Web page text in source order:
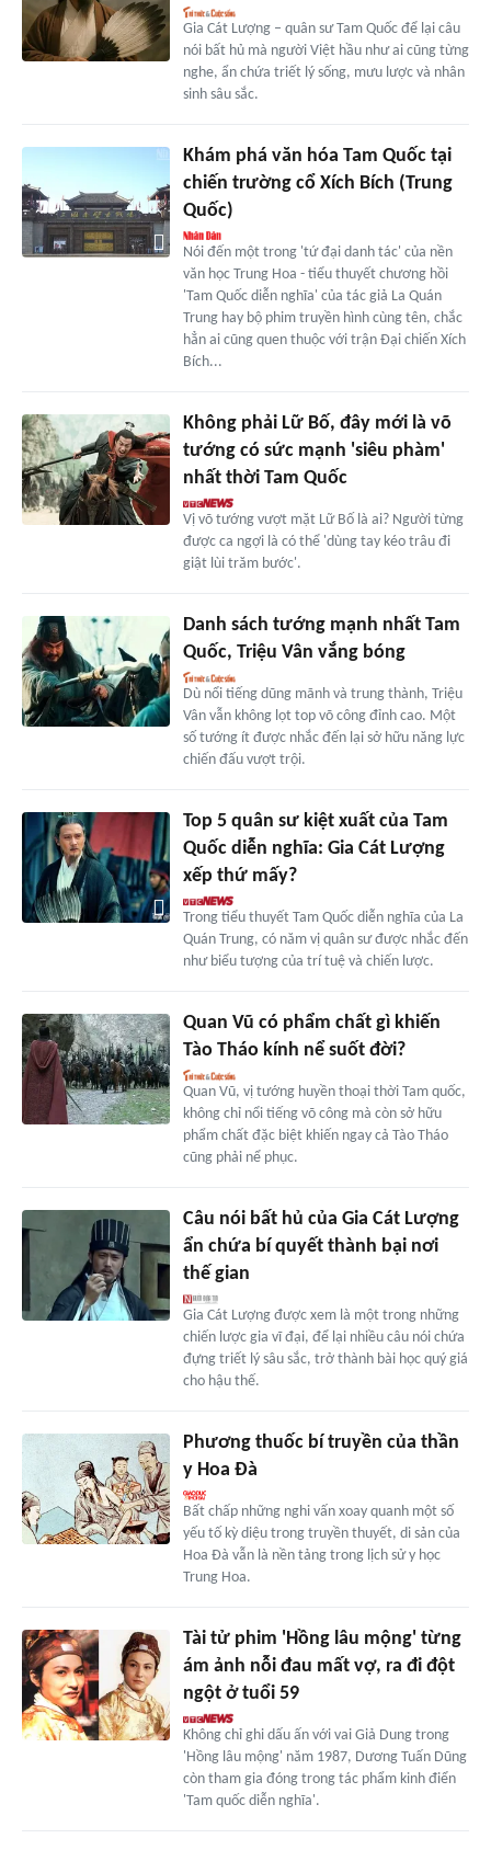
Gia Cát Lượng – quân sư Tam Quốc để lại câu
nói bất hủ mà người Việt hầu như ai cũng từng
nghe, ẩn chứa triết lý sống, mưu lược và nhân
sinh sâu sắc.
Khám phá văn hóa Tam Quốc tại
chiến trường cổ Xích Bích (Trung
Quốc)
Nói đến một trong 'tứ đại danh tác' của nền
văn học Trung Hoa - tiểu thuyết chương hồi
'Tam Quốc diễn nghĩa' của tác giả La Quán
Trung hay bộ phim truyền hình cùng tên, chắc
hẳn ai cũng quen thuộc với trận Đại chiến Xích
Bích...
Không phải Lữ Bố, đây mới là võ
tướng có sức mạnh 'siêu phàm'
nhất thời Tam Quốc
Vị võ tướng vượt mặt Lữ Bố là ai? Người từng
được ca ngợi là có thể 'dùng tay kéo trâu đi
giật lùi trăm bước'.
Danh sách tướng mạnh nhất Tam
Quốc, Triệu Vân vắng bóng
Dù nổi tiếng dũng mãnh và trung thành, Triệu
Vân vẫn không lọt top võ công đỉnh cao. Một
số tướng ít được nhắc đến lại sở hữu năng lực
chiến đấu vượt trội.
Top 5 quân sư kiệt xuất của Tam
Quốc diễn nghĩa: Gia Cát Lượng
xếp thứ mấy?
Trong tiểu thuyết Tam Quốc diễn nghĩa của La
Quán Trung, có năm vị quân sư được nhắc đến
như biểu tượng của trí tuệ và chiến lược.
Quan Vũ có phẩm chất gì khiến
Tào Tháo kính nể suốt đời?
Quan Vũ, vị tướng huyền thoại thời Tam quốc,
không chỉ nổi tiếng võ công mà còn sở hữu
phẩm chất đặc biệt khiến ngay cả Tào Tháo
cũng phải nể phục.
Câu nói bất hủ của Gia Cát Lượng
ẩn chứa bí quyết thành bại nơi
thế gian
Gia Cát Lượng được xem là một trong những
chiến lược gia vĩ đại, để lại nhiều câu nói chứa
đựng triết lý sâu sắc, trở thành bài học quý giá
cho hậu thế.
Phương thuốc bí truyền của thần
y Hoa Đà
Bất chấp những nghi vấn xoay quanh một số
yếu tố kỳ diệu trong truyền thuyết, di sản của
Hoa Đà vẫn là nền tảng trong lịch sử y học
Trung Hoa.
Tài tử phim 'Hồng lâu mộng' từng
ám ảnh nỗi đau mất vợ, ra đi đột
ngột ở tuổi 59
Không chỉ ghi dấu ấn với vai Giả Dung trong
'Hồng lâu mộng' năm 1987, Dương Tuấn Dũng
còn tham gia đóng trong tác phẩm kinh điển
'Tam quốc diễn nghĩa'.